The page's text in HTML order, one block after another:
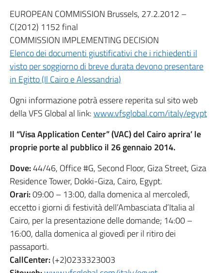
EUROPEAN COMMISSION Brussels, 27.2.2012 –
C(2012) 1152 final
COMMISSION IMPLEMENTING DECISION
Elenco dei documenti giustificativi che i richiedenti il
visto per soggiorno di breve durata devono presentare
in Egitto (Il Cairo e Alessandria)
Ogni informazione potrà essere reperita sul sito web
della VFS Global al link:www.vfsglobal.com/italy/egypt
Il “Visa Application Center” (VAC) del Cairo aprira’ le
proprie porte al pubblico il 26 gennaio 2014.
Dove:44/46, Office #G, Second Floor, Giza Street, Giza
Residence Tower, Dokki-Giza, Cairo, Egypt.
Orari:09:00 – 13:00, dalla domenica al mercoledì,
eccetto i giorni di festività dell’Ambasciata d’Italia al
Cairo, per la presentazione delle domande; 14:00 –
16:00, dalla domenica al giovedì per il ritiro dei
passaporti.
CallCenter:(+2)0233323003